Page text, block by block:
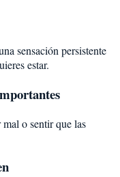
sensación persistente
estar.
o sentir que las